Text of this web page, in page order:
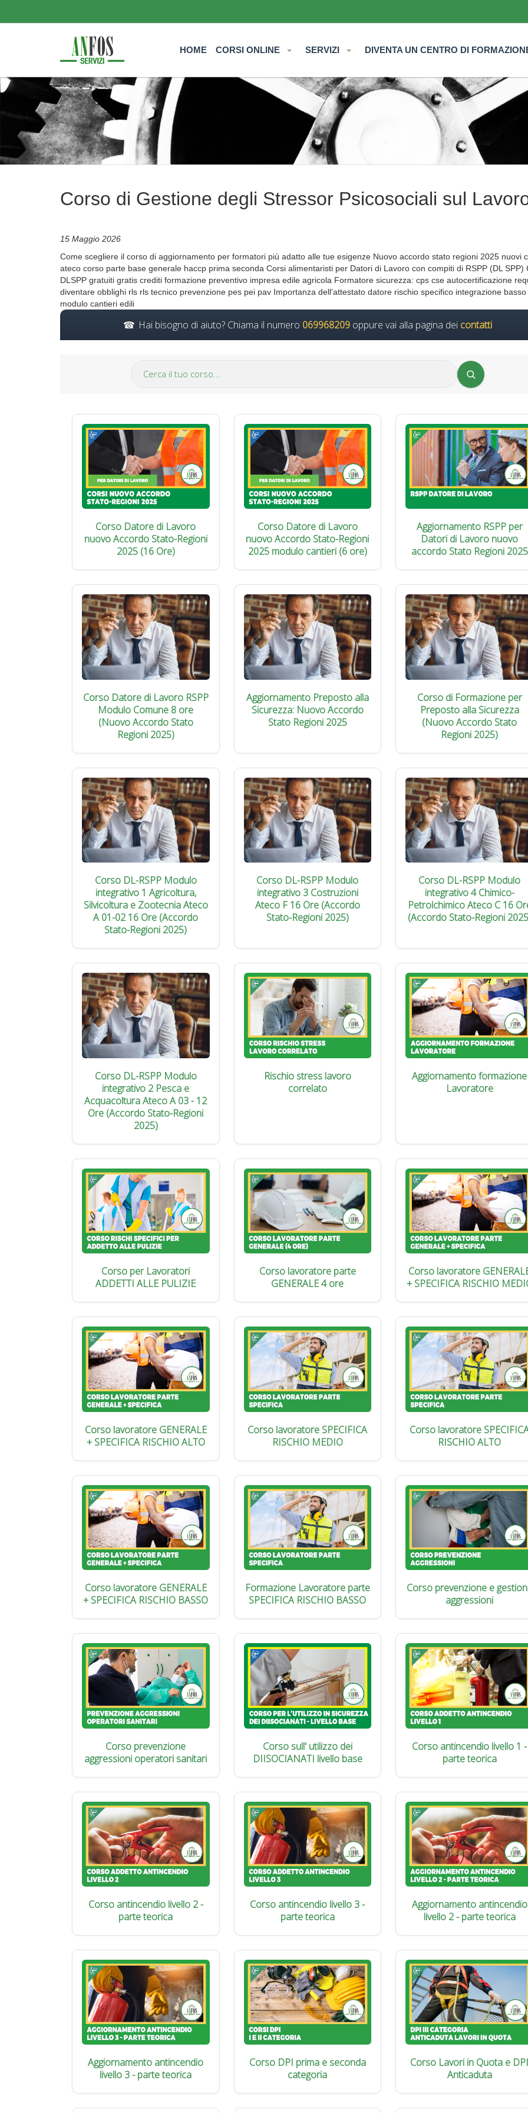
HOME CORSI ONLINE SERVIZI DIVENTA UN CENTRO DI
Corso di Gestione degli Stressor Psicosociali sul
15 Maggio 2026
Come scegliere il corso di aggiornamento per formatori più adatto alle tue esigenze Nuovo accordo stato regioni 2025 nuovi
ateco corso parte base generale haccp prima seconda Corsi alimentaristi per Datori di Lavoro con compiti di RSPP (DL SPP)
DLSPP gratuiti gratis crediti formazione preventivo impresa edile agricola Formatore sicurezza: cps cse autocertificazione
diventare obblighi rls rls tecnico prevenzione pes pei pav Importanza dell’attestato datore rischio specifico integrazione basso
modulo cantieri edili
Hai bisogno di aiuto? Chiama il numero 069968209 oppure vai alla pagina dei contatti
Corso Datore di Lavoro
nuovo Accordo Stato-Regioni
2025 (16 Ore)
Corso Datore di Lavoro
nuovo Accordo Stato-Regioni
2025 modulo cantieri (6 ore)
Aggiornamento RSPP per
Datori di Lavoro nuovo
accordo Stato Regioni 2025
Corso Datore di Lavoro RSPP
Modulo Comune 8 ore
(Nuovo Accordo Stato
Regioni 2025)
Aggiornamento Preposto alla
Sicurezza: Nuovo Accordo
Stato Regioni 2025
Corso di Formazione per
Preposto alla Sicurezza
(Nuovo Accordo Stato
Regioni 2025)
Corso DL-RSPP Modulo
integrativo 1 Agricoltura,
Silvicoltura e Zootecnia Ateco
A 01-02 16 Ore (Accordo
Stato-Regioni 2025)
Corso DL-RSPP Modulo
integrativo 3 Costruzioni
Ateco F 16 Ore (Accordo
Stato-Regioni 2025)
Corso DL-RSPP Modulo
integrativo 4 Chimico-
Petrolchimico Ateco C 16
(Accordo Stato-Regioni
Corso DL-RSPP Modulo
integrativo 2 Pesca e
Acquacoltura Ateco A 03 - 12
Ore (Accordo Stato-Regioni
2025)
Rischio stress lavoro
correlato
Aggiornamento formazione
Lavoratore
Corso per Lavoratori
ADDETTI ALLE PULIZIE
Corso lavoratore parte
GENERALE 4 ore
Corso lavoratore
+ SPECIFICA RISCHIO
Corso lavoratore GENERALE
+ SPECIFICA RISCHIO ALTO
Corso lavoratore SPECIFICA
RISCHIO MEDIO
Corso lavoratore
RISCHIO ALTO
Corso lavoratore GENERALE
+ SPECIFICA RISCHIO BASSO
Formazione Lavoratore parte
SPECIFICA RISCHIO BASSO
Corso prevenzione e
aggressioni
Corso prevenzione
aggressioni operatori sanitari
Corso sull' utilizzo dei
DIISOCIANATI livello base
Corso antincendio livello 1 -
parte teorica
Corso antincendio livello 2 -
parte teorica
Corso antincendio livello 3 -
parte teorica
Aggiornamento antincendio
livello 2 - parte teorica
Aggiornamento antincendio
livello 3 - parte teorica
Corso DPI prima e seconda
categoria
Corso Lavori in Quota e
Anticaduta